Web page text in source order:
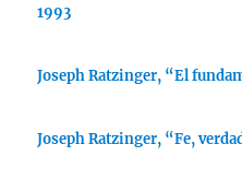
1993
Joseph Ratzinger, “El
Joseph Ratzinger, “Fe,